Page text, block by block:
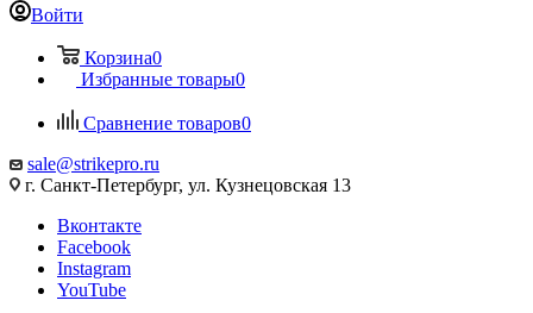
Войти
Корзина0
Избранные товары0
Сравнение товаров0
sale@strikepro.ru
г. Санкт-Петербург, ул. Кузнецовская 13
Вконтакте
Facebook
Instagram
YouTube